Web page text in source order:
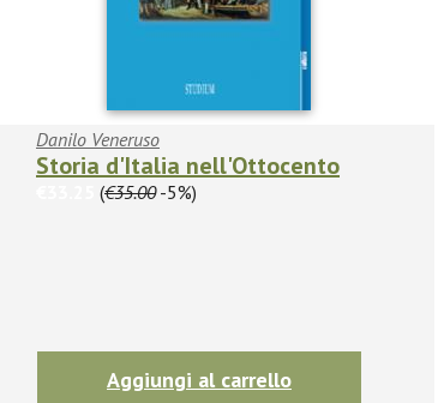
Danilo Veneruso
Storia d'Italia nell'Ottocento
(€35.00-5%)
Aggiungi al carrello